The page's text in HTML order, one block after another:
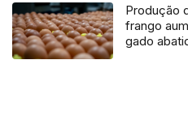
Produção
frango
gado